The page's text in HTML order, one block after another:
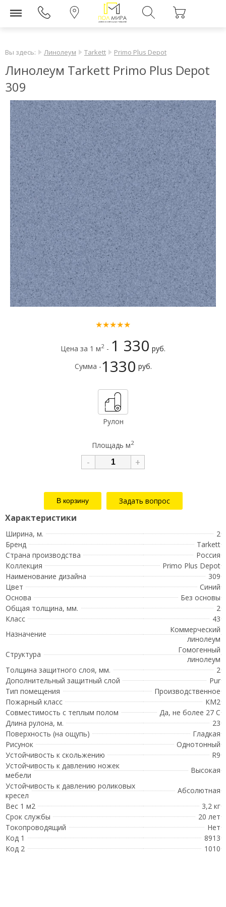
Вы здесь: Линолеум Tarkett Primo Plus Depot
Линолеум Tarkett Primo Plus Depot
309
★★★★★
Цена за 1 м2 - 1 330 руб.
Сумма -1330 руб.
Рулон
Площадь м2
- +
Задать вопрос
Ширина, м.
2
Бренд
Tarkett
Страна производства
Россия
Коллекция
Primo Plus Depot
Наименование дизайна
309
Цвет
Синий
Основа
Без основы
Общая толщина, мм.
2
Класс
43
Назначение
Коммерческий
линолеум
Структура
Гомогенный
линолеум
Толщина защитного слоя, мм.
2
Дополнительный защитный слой
Pur
Тип помещения
Производственное
Пожарный класс
КМ2
Совместимость с теплым полом
Да, не более 27 С
Длина рулона, м.
23
Поверхность (на ощупь)
Гладкая
Рисунок
Однотонный
Устойчивость к скольжению
R9
Устойчивость к давлению ножек
мебели
Высокая
Устойчивость к давлению роликовых
кресел
Абсолютная
Вес 1 м2
3,2 кг
Срок службы
20 лет
Токопроводящий
Нет
Код 1
8913
Код 2
1010